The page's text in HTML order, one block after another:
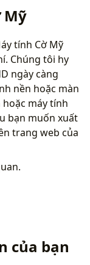
Mỹ
tính Cờ Mỹ
Chúng tôi hy
ngày càng
nền hoặc màn
máy tính
bạn muốn xuất
trang web của
của bạn